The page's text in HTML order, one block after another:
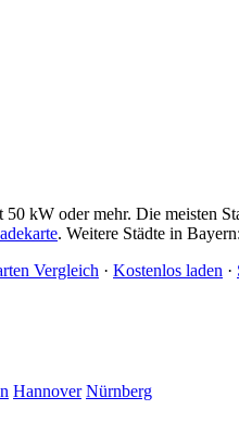
50 kW oder mehr. Die meisten
. Weitere Städte in Bayern:
Vergleich · Kostenlos laden ·
Hannover Nürnberg